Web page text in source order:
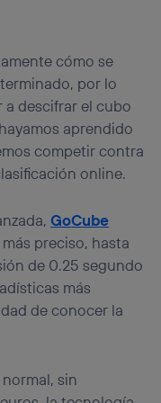
cómo se
por lo
a descifrar el cubo
aprendido
competir contra
online.
GoCube
preciso, hasta
de 0.25 segundo
más
de conocer la
sin